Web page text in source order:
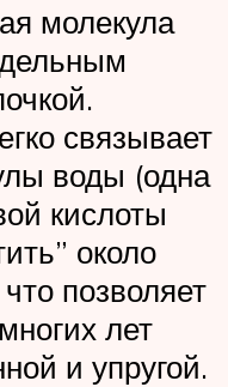
молекула
связывает
воды (одна
кислоты
около
позволяет
лет
и упругой.